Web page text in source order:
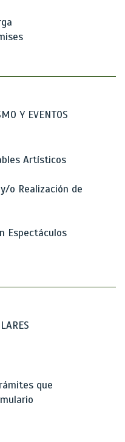
Y EVENTOS
Artísticos
o Realización de
Espectáculos
que